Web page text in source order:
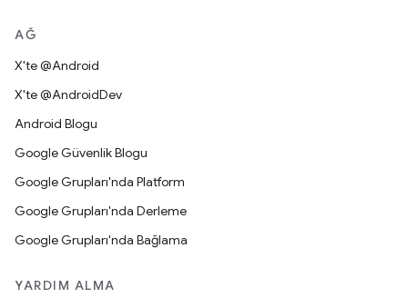
AĞ
X'te @Android
X'te @AndroidDev
Android Blogu
Google Güvenlik Blogu
Google Grupları'nda Platform
Google Grupları'nda Derleme
Google Grupları'nda Bağlama
YARDIM ALMA